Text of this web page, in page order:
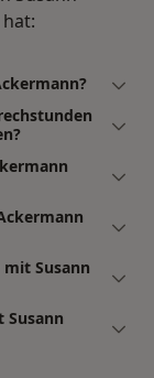
Susann
Susann